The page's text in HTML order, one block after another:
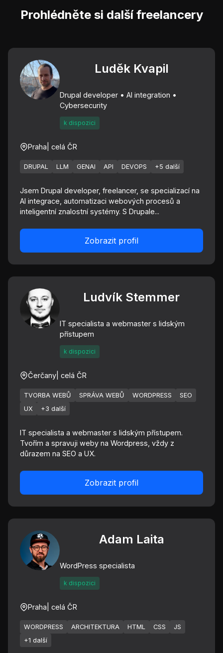
Prohlédněte si další freelancery
Luděk Kvapil
Drupal developer • AI integration •
Cybersecurity
k dispozici
Praha | celá ČR
DRUPAL LLM GENAI API DEVOPS +5 další
Jsem Drupal developer, freelancer, se specializací na
AI integrace, automatizaci webových procesů a
inteligentní znalostní systémy. S Drupale...
Zobrazit profil
Ludvík Stemmer
IT specialista a webmaster s lidským
přístupem
k dispozici
Čerčany | celá ČR
TVORBA WEBŮ SPRÁVA WEBŮ WORDPRESS
SEO
UX
+3 další
IT specialista a webmaster s lidským přístupem.
Tvořím a spravuji weby na Wordpress, vždy z
důrazem na SEO a UX.
Zobrazit profil
Adam Laita
WordPress specialista
k dispozici
Praha | celá ČR
WORDPRESS ARCHITEKTURA HTML CSS
JS
+1 další